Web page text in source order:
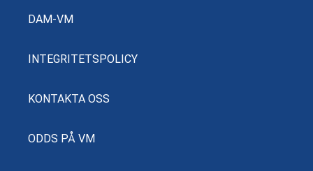
DAM-VM
INTEGRITETSPOLICY
KONTAKTA OSS
ODDS PÅ VM